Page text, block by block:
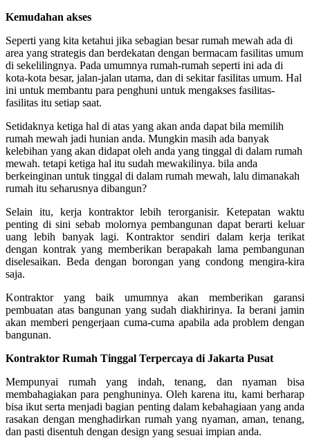
Kemudahan akses
Seperti yang kita ketahui jika sebagian besar rumah mewah ada di
area yang strategis dan berdekatan dengan bermacam fasilitas umum
di sekelilingnya. Pada umumnya rumah-rumah seperti ini ada di
kota-kota besar, jalan-jalan utama, dan di sekitar fasilitas umum. Hal
ini untuk membantu para penghuni untuk mengakses fasilitas-
fasilitas itu setiap saat.
Setidaknya ketiga hal di atas yang akan anda dapat bila memilih
rumah mewah jadi hunian anda. Mungkin masih ada banyak
kelebihan yang akan didapat oleh anda yang tinggal di dalam rumah
mewah. tetapi ketiga hal itu sudah mewakilinya. bila anda
berkeinginan untuk tinggal di dalam rumah mewah, lalu dimanakah
rumah itu seharusnya dibangun?
Selain itu, kerja kontraktor lebih terorganisir.Ketepatan waktu
penting di sini sebab molornya pembangunan dapat berarti keluar
uang lebih banyak lagi. Kontraktor sendiri dalam kerja terikat
dengan kontrak yang memberikan berapakah lama pembangunan
diselesaikan. Beda dengan borongan yang condong mengira-kira
saja.
Kontraktor yang baik umumnya akan memberikan garansi
pembuatan atas bangunan yang sudah diakhirinya. Ia berani jamin
akan memberi pengerjaan cuma-cuma apabila ada problem dengan
bangunan.
Kontraktor Rumah Tinggal Terpercaya di Jakarta Pusat
Mempunyai rumah yang indah, tenang, dan nyaman bisa
membahagiakan para penghuninya. Oleh karena itu, kami berharap
bisa ikut serta menjadi bagian penting dalam kebahagiaan yang anda
rasakan dengan menghadirkan rumah yang nyaman, aman, tenang,
dan pasti disentuh dengan design yang sesuai impian anda.